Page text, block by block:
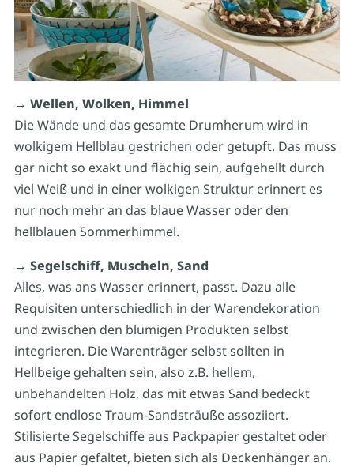
→ Wellen, Wolken, Himmel
Die Wände und das gesamte Drumherum wird in
wolkigem Hellblau gestrichen oder getupft. Das muss
gar nicht so exakt und flächig sein, aufgehellt durch
viel Weiß und in einer wolkigen Struktur erinnert es
nur noch mehr an das blaue Wasser oder den
hellblauen Sommerhimmel.
→ Segelschiff, Muscheln, Sand
Alles, was ans Wasser erinnert, passt. Dazu alle
Requisiten unterschiedlich in der Warendekoration
und zwischen den blumigen Produkten selbst
integrieren. Die Warenträger selbst sollten in
Hellbeige gehalten sein, also z.B. hellem,
unbehandelten Holz, das mit etwas Sand bedeckt
sofort endlose Traum-Sandsträuße assoziiert.
Stilisierte Segelschiffe aus Packpapier gestaltet oder
aus Papier gefaltet, bieten sich als Deckenhänger an.